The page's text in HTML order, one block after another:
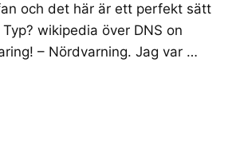
och det här är ett perfekt sätt
wikipedia över DNS on
– Nördvarning. Jag var …